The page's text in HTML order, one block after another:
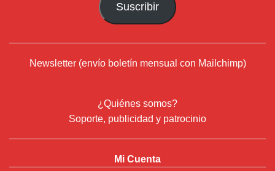
Suscribir
Newsletter (envío boletín mensual con Mailchimp)
¿Quiénes somos?
Soporte, publicidad y patrocinio
Mi Cuenta